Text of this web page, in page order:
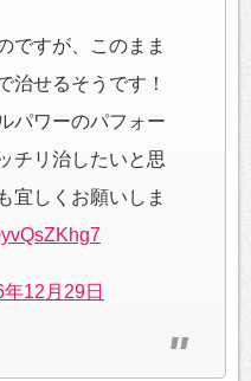
ですが、このまま
治せるそうです！
パワーのパフォー
チリ治したいと思
宜しくお願いしま
年12月29日